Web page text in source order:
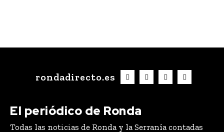
rondadirecto.es
El periódico de Ronda
Todas las noticias de Ronda y la Serranía contadas